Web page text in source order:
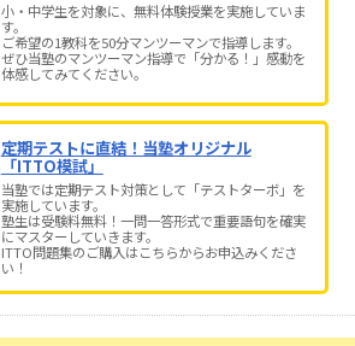
小・中学生を対象に、無料体験授業を実施していま
す。
ご希望の1教科を50分マンツーマンで指導します。
ぜひ当塾のマンツーマン指導で「分かる！」感動を
体感してみてください。
定期テストに直結！当塾オリジナル
「ITTO模試」
当塾では定期テスト対策として「テストターボ」を
実施しています。
塾生は受験料無料！一問一答形式で重要語句を確実
にマスターしていきます。
ITTO問題集のご購入はこちらからお申込みくださ
い！